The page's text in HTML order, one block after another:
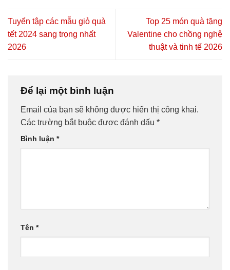
Tuyển tập các mẫu giỏ quà
tết 2024 sang trọng nhất
2026
Top 25 món quà tặng
Valentine cho chồng nghệ
thuật và tinh tế 2026
Để lại một bình luận
Email của bạn sẽ không được hiển thị công khai.
Các trường bắt buộc được đánh dấu *
Bình luận *
Tên *